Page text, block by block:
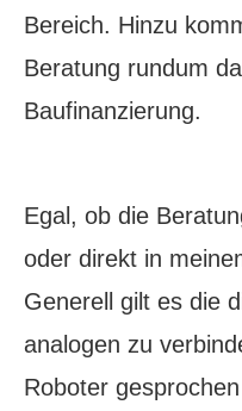
Bereich. Hinzu
Beratung rundum
Baufinanzierung.
Egal, ob die
oder direkt in
Generell gilt es die
analogen zu
Roboter